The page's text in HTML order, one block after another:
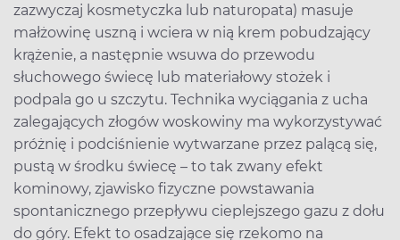
zazwyczaj kosmetyczka lub naturopata) masuje
małżowinę uszną i wciera w nią krem pobudzający
krążenie, a następnie wsuwa do przewodu
słuchowego świecę lub materiałowy stożek i
podpala go u szczytu. Technika wyciągania z ucha
zalegających złogów woskowiny ma wykorzystywać
próżnię i podciśnienie wytwarzane przez palącą się,
pustą w środku świecę – to tak zwany efekt
kominowy, zjawisko fizyczne powstawania
spontanicznego przepływu cieplejszego gazu z dołu
do góry. Efekt to osadzające się rzekomo na